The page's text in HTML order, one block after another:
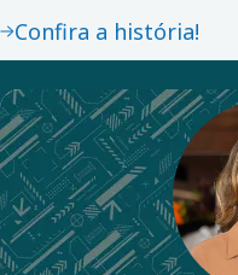
Confira a história!